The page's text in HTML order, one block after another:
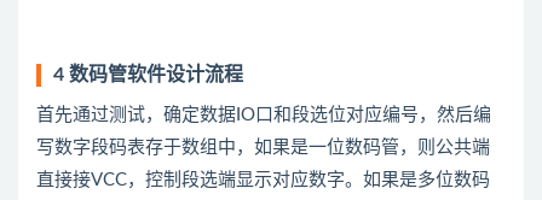
4 数码管软件设计流程
首先通过测试，确定数据IO口和段选位对应编号，然后编
写数字段码表存于数组中，如果是一位数码管，则公共端
直接接VCC，控制段选端显示对应数字。如果是多位数码